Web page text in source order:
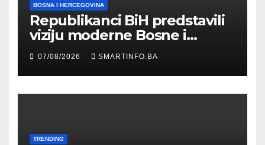
BOSNA I HERCEGOVINA
Republikanci BiH predstavili
viziju moderne Bosne i
Hercegovine ambasadoru
Njemačke
07/08/2026 SMARTINFO.BA
TRENDING